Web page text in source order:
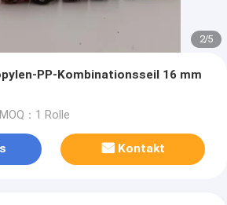
2/5
PP-Kombinationsseil 16 mm
MOQ：1 Rolle
Kontakt